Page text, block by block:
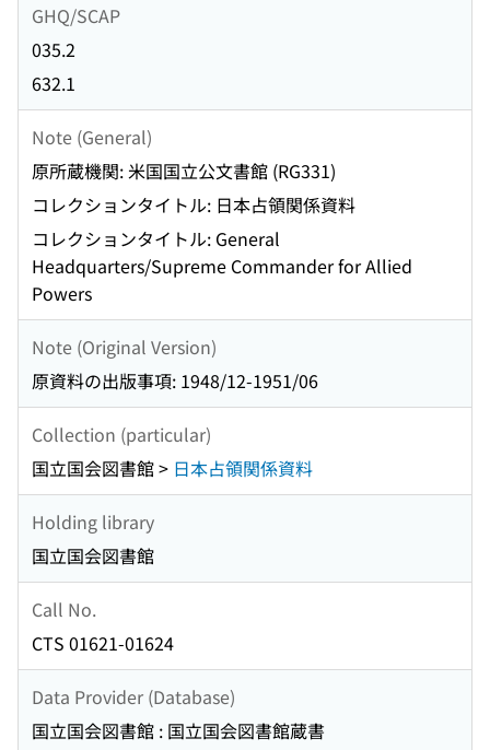
GHQ/SCAP
035.2
632.1
Note (General)
原所蔵機関: 米国国立公文書館 (RG331)
コレクションタイトル: 日本占領関係資料
コレクションタイトル: General
Headquarters/Supreme Commander for Allied
Powers
Note (Original Version)
原資料の出版事項: 1948/12-1951/06
Collection (particular)
国立国会図書館 > 日本占領関係資料
Holding library
国立国会図書館
Call No.
CTS 01621-01624
Data Provider (Database)
国立国会図書館 : 国立国会図書館蔵書